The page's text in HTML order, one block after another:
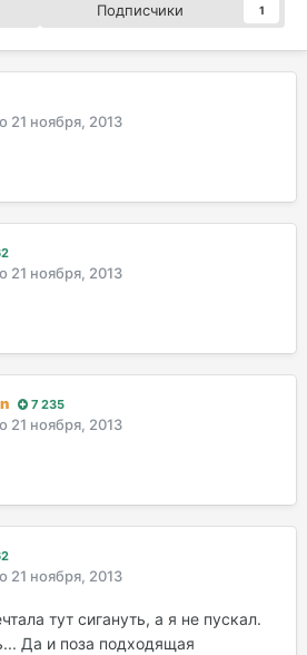
Подписчики 1
21 ноября, 2013
21 ноября, 2013
7 235
21 ноября, 2013
21 ноября, 2013
тут сигануть, а я не пускал.
Да и поза подходящая